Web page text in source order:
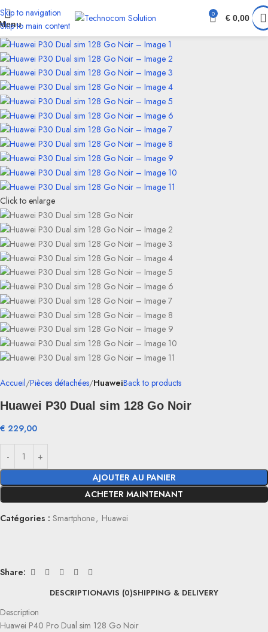
Skip to navigation
Skip to main content
0 € 0,00
Click to enlarge
Accueil Pièces détachées HuaweiBack to products
Huawei P30 Dual sim 128 Go Noir
€ 229,00
AJOUTER AU PANIER
ACHETER MAINTENANT
Catégories : Smartphone, Huawei
Share:
DESCRIPTIONAVIS (0)SHIPPING & DELIVERY
Description
Huawei P40 Pro Dual sim 128 Go Noir